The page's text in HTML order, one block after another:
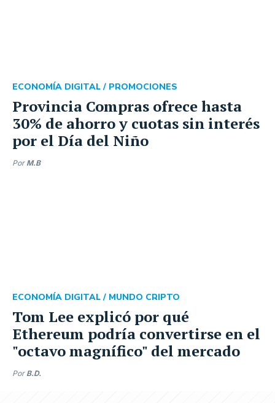
Provincia Compras ofrece hasta
30% de ahorro y cuotas sin interés
por el Día del Niño
ECONOMÍA DIGITAL / PROMOCIONES
Por M.B
Tom Lee explicó por qué
Ethereum podría convertirse en el
"octavo magnífico" del mercado
ECONOMÍA DIGITAL / MUNDO CRIPTO
Por B.D.